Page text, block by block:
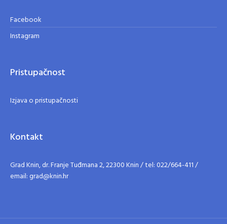
Facebook
Instagram
Pristupačnost
Izjava o pristupačnosti
Kontakt
Grad Knin, dr. Franje Tuđmana 2, 22300 Knin / tel: 022/664-411 /
email: grad@knin.hr